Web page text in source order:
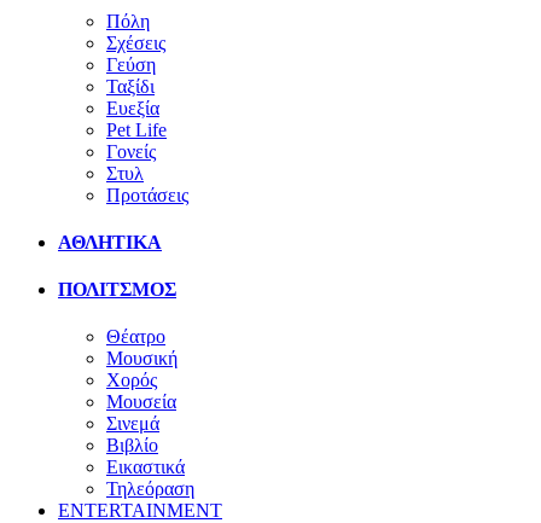
Πόλη
Σχέσεις
Γεύση
Ταξίδι
Ευεξία
Pet Life
Γονείς
Στυλ
Προτάσεις
ΑΘΛΗΤΙΚΑ
ΠΟΛΙΤΣΜΟΣ
Θέατρο
Μουσική
Χορός
Μουσεία
Σινεμά
Βιβλίο
Εικαστικά
Τηλεόραση
ENTERTAINMENT